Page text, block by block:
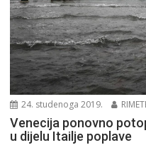
24. studenoga 2019.
Venecija ponovno
u dijelu Itailje poplave